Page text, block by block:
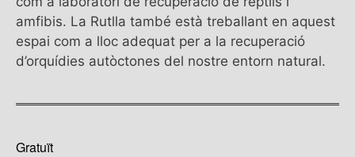
amfibis. La Rutlla també està treballant en aquest
espai com a lloc adequat per a la recuperació
d’orquídies autòctones del nostre entorn natural.
Gratuït